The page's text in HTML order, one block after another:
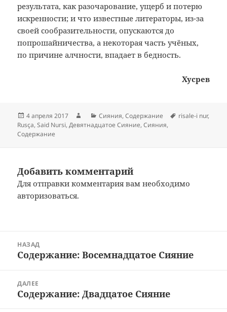
результата, как разочарование, ущерб и потерю
искренности; и что известные литераторы, из-за
своей сообразительности, опускаются до
попрошайничества, а некоторая часть учёных,
по причине алчности, впадает в бедность.
Хусрев
Опубликовано
4 апреля 2017 АвторРубрики
Сияния,Содержание Метки
risale-i nur,
Rusça,Said Nursi,Девятнадцатое Сияние,Сияния,
Содержание
Добавить комментарий
Для отправки комментария вам необходимо
авторизоваться.
записям
НАЗАД
Предыдущая
Содержание: Восемнадцатое Сияние
ДАЛЕЕ
Следующая
Содержание: Двадцатое Сияние